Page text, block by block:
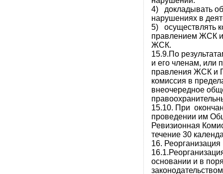
4) докладывать
нарушениях в
5) осуществлять
правлением ЖСК и
ЖСК.
15.9.По
и его членам, или
правления ЖСК и
комиссия в
внеочередное
15.10. При
проведении им
Ревизионная
течение 30
16.
основании и в